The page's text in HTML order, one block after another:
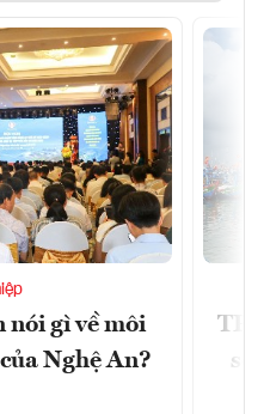
nói gì về môi
Nghệ An?